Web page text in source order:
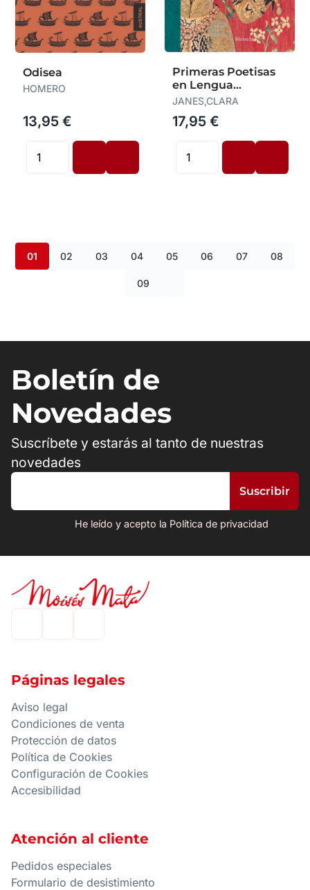
Odisea
HOMERO
13,95 €
Primeras Poetisas
en Lengua
Castellana,Las
JANES,CLARA
17,95 €
01 02 03 04 05 06 07 08
09
Boletín de
Novedades
Suscríbete y estarás al tanto de nuestras
novedades
He leído y acepto la Política de privacidad
Páginas legales
Aviso legal
Condiciones de venta
Protección de datos
Política de Cookies
Configuración de Cookies
Accesibilidad
Atención al cliente
Pedidos especiales
Formulario de desistimiento